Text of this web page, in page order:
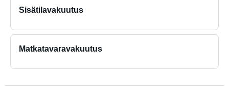
Sisätilavakuutus
Matkatavaravakuutus